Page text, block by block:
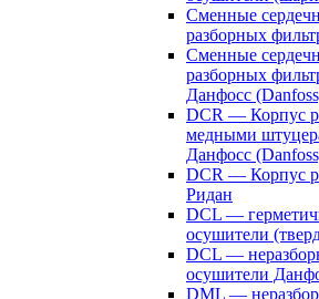
Сменные
разборных
Сменные
разборных
Данфосс
DCR — Корпус
медными
Данфосс
DCR — Корпус
Ридан
DCL —
осушители
DCL —
осушители
DML —